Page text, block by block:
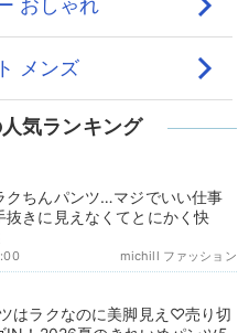
気ランキング
クちんパンツ…マジでいい仕事
きに見えなくてとにかく快
michill ファッション
はラクなのに美脚見え♡売り切